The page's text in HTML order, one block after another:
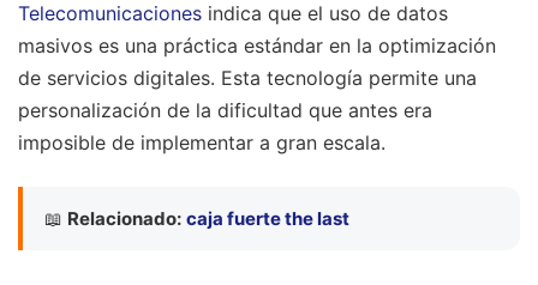
Telecomunicaciones indica que el uso de datos
masivos es una práctica estándar en la optimización
de servicios digitales. Esta tecnología permite una
personalización de la dificultad que antes era
imposible de implementar a gran escala.
📖 Relacionado: caja fuerte the last